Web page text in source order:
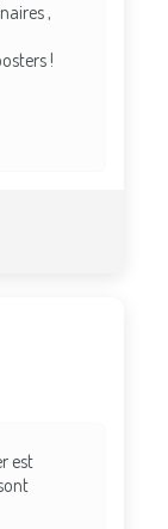
,
!
est